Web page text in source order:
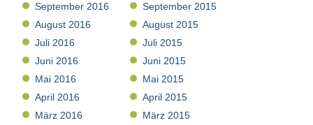
September 2016
August 2016
Juli 2016
Juni 2016
Mai 2016
April 2016
März 2016
September 2015
August 2015
Juli 2015
Juni 2015
Mai 2015
April 2015
März 2015